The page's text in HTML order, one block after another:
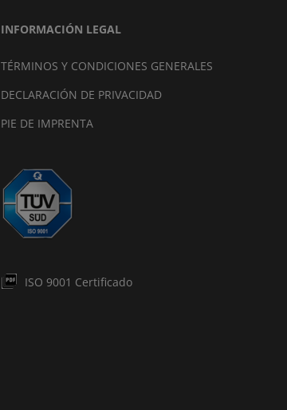
INFORMACIÓN LEGAL
TÉRMINOS Y CONDICIONES GENERALES
DECLARACIÓN DE PRIVACIDAD
PIE DE IMPRENTA
ISO 9001 Certificado